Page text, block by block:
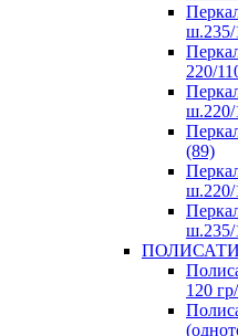
ш.235/
220/
ш.220/
(89)
ш.220/
ш.235/
120